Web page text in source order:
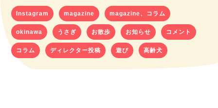
Instagram magazine magazine、コラム
okinawa うさぎ お散歩 お知らせ コメント
コラム ディレクター投稿 遊び 高齢犬